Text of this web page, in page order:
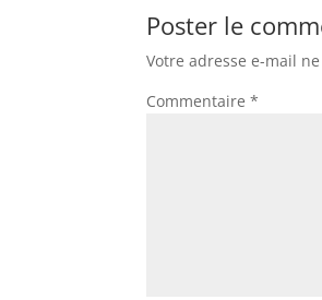
Poster le
Votre adresse e-mail
Commentaire*